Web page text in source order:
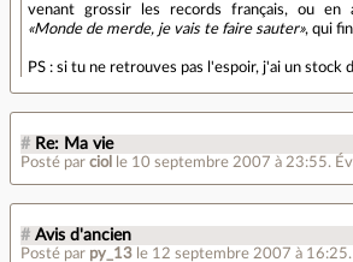
venant grossir les records français, ou en
«Monde de merde, je vais te faire sauter», qui
PS : si tu ne retrouves pas l'espoir, j'ai un stock
# Re: Ma vie
Posté par ciol le 10 septembre 2007 à 23:55.
# Avis d'ancien
Posté par py_13 le 12 septembre 2007 à 16:25.